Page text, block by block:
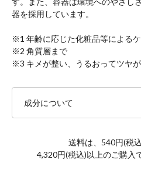
器を採用しています。
※1 年齢に応じた化粧品等による
※2 角質層まで
※3 キメが整い、うるおってツヤ
成分について